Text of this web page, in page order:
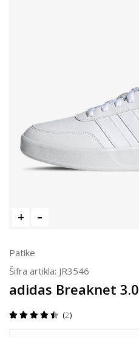
Patike
Šifra artikla: JR3546
adidas Breaknet 3.0
2